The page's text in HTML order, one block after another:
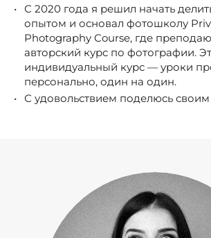
С 2020 года я решил начать
опытом и основал фотошколу
Photography Course, где
авторский курс по фотографии.
индивидуальный курс — уроки
персонально, один на один.
С удовольствием поделюсь